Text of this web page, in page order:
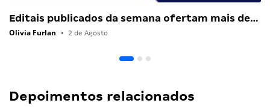
Editais publicados da semana ofertam mais de…
Olivia Furlan • 2 de Agosto
Depoimentos relacionados